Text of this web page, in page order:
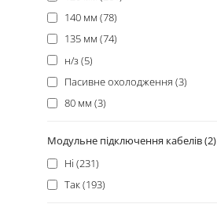
Super Flower (6)
Casecom (5)
Delux (5)
Golden Field (5)
HighPower (5)
LogicPower (2)
QUBE (2)
Fractal Design (1)
140 мм (78)
135 мм (74)
н/з (5)
Пасивне охолодження (3)
80 мм (3)
Модульне підключення кабелів (2)
Ні (231)
Так (193)